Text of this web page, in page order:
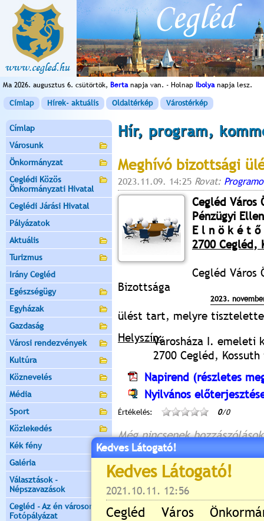
Ma 2026. augusztus 6. csütörtök, Bertanapja van. - Holnap Ibolyanapja lesz.
Címlap Hírek- aktuális Oldaltérkép Várostérkép
Címlap
Városunk
Önkormányzat
Ceglédi Közös
Önkormányzati Hivatal
Ceglédi Járási Hivatal
Pályázatok
Aktuális
Turizmus
Irány Cegléd
Egészségügy
Egyházak
Gazdaság
Városi rendezvények
Kultúra
Köznevelés
Média
Sport
Közlekedés
Kék fény
Galéria
Választások -
Népszavazások
Cegléd - Az én városom -
Fotópályázat
Hír, program,
Meghívó bizottsági
2023.11.09. 14:25 Rovat:
Cegléd Város
Pénzügyi
E l n ö k é t ő
2700 Cegléd,
Cegléd Város
Bizottsága
2023.
ülést tart, melyre
Helyszín:Városháza I. emeleti
2700 Cegléd,
Napirend (részletes
Nyilvános
Értékelés: 0/0
Még nincsenek hozzászólások
Új hozzászólás:
Kérjük jelentkezzen be,
Kedves Látogató!